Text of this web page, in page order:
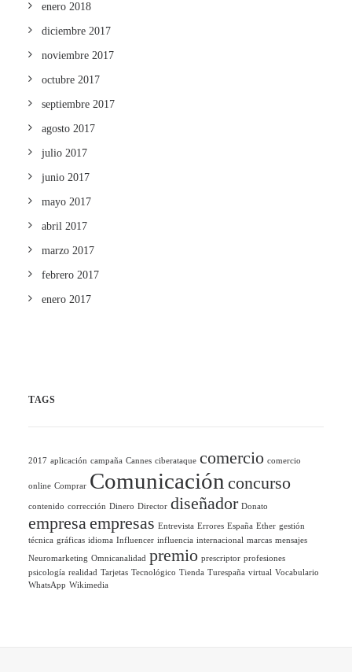
enero 2018
diciembre 2017
noviembre 2017
octubre 2017
septiembre 2017
agosto 2017
julio 2017
junio 2017
mayo 2017
abril 2017
marzo 2017
febrero 2017
enero 2017
TAGS
2017 aplicación campaña Cannes ciberataque comercio comercio
online Comprar Comunicación concurso
contenido corrección Dinero Director diseñador Donato
empresaempresas Entrevista Errores España Ether gestión
técnica gráficas idioma Influencer influencia internacional marcas mensajes
Neuromarketing Omnicanalidad premio prescriptor profesiones
psicología realidad Tarjetas Tecnológico Tienda Turespaña virtual Vocabulario
WhatsApp Wikimedia